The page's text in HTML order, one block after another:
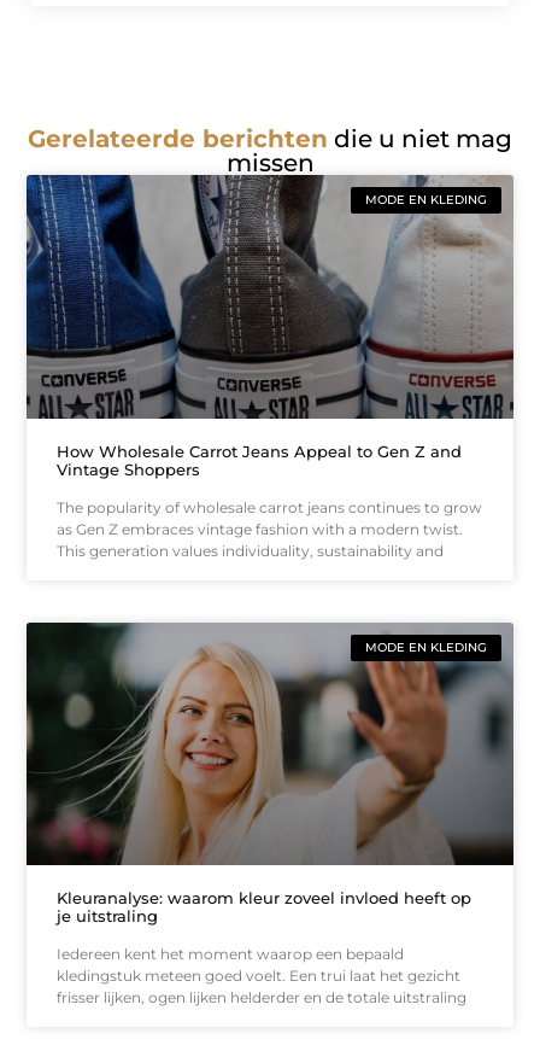
Gerelateerde berichten die u niet mag
missen
MODE EN KLEDING
How Wholesale Carrot Jeans Appeal to Gen Z and
Vintage Shoppers
The popularity of wholesale carrot jeans continues to grow
as Gen Z embraces vintage fashion with a modern twist.
This generation values individuality, sustainability and
MODE EN KLEDING
Kleuranalyse: waarom kleur zoveel invloed heeft op
je uitstraling
Iedereen kent het moment waarop een bepaald
kledingstuk meteen goed voelt. Een trui laat het gezicht
frisser lijken, ogen lijken helderder en de totale uitstraling